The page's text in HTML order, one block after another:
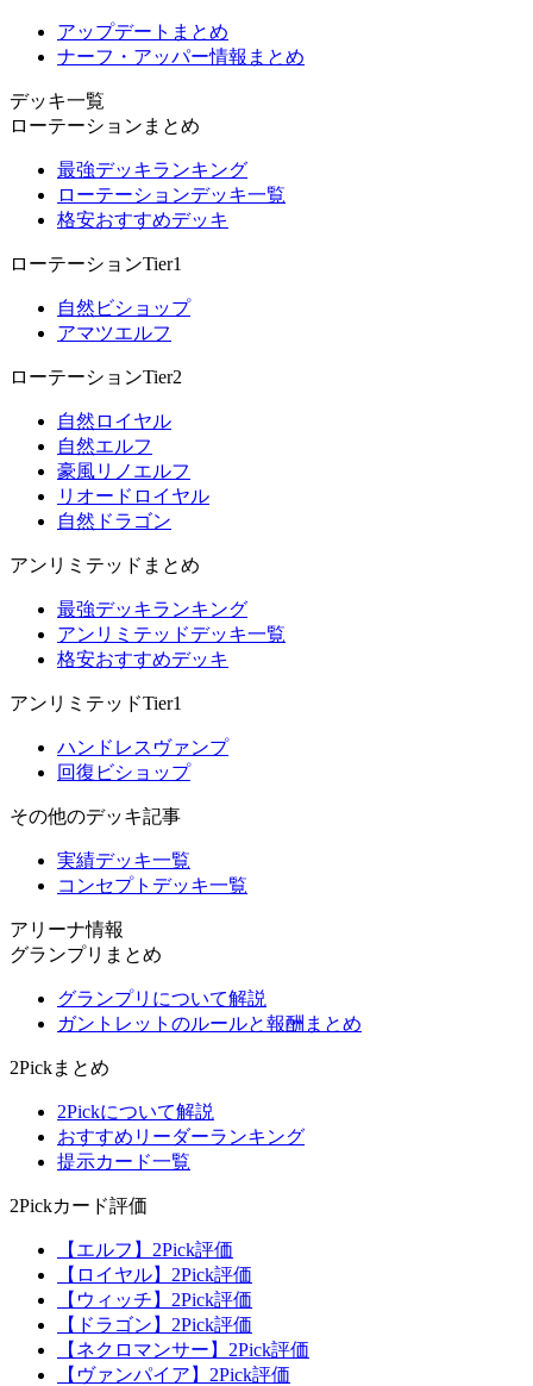
アップデートまとめ
ナーフ・アッパー情報まとめ
デッキ一覧
ローテーションまとめ
最強デッキランキング
ローテーションデッキ一覧
格安おすすめデッキ
ローテーションTier1
自然ビショップ
アマツエルフ
ローテーションTier2
自然ロイヤル
自然エルフ
豪風リノエルフ
リオードロイヤル
自然ドラゴン
アンリミテッドまとめ
最強デッキランキング
アンリミテッドデッキ一覧
格安おすすめデッキ
アンリミテッドTier1
ハンドレスヴァンプ
回復ビショップ
その他のデッキ記事
実績デッキ一覧
コンセプトデッキ一覧
アリーナ情報
グランプリまとめ
グランプリについて解説
ガントレットのルールと報酬まとめ
2Pickまとめ
2Pickについて解説
おすすめリーダーランキング
提示カード一覧
2Pickカード評価
【エルフ】2Pick評価
【ロイヤル】2Pick評価
【ウィッチ】2Pick評価
【ドラゴン】2Pick評価
【ネクロマンサー】2Pick評価
【ヴァンパイア】2Pick評価